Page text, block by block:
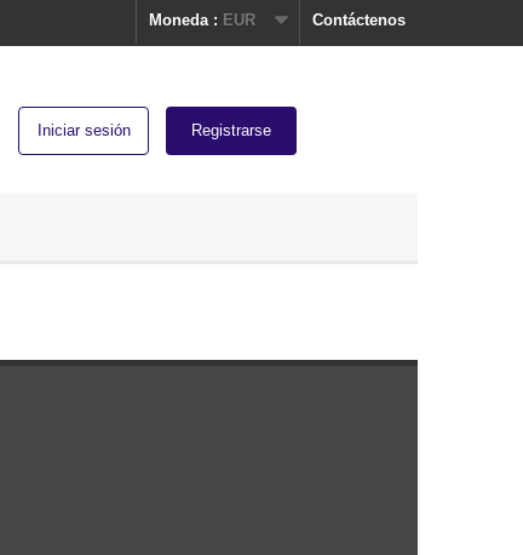
Contáctenos
Moneda : EUR
Iniciar sesión Registrarse